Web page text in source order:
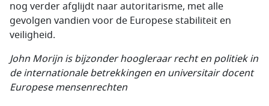
nog verder afglijdt naar autoritarisme, met alle
gevolgen vandien voor de Europese stabiliteit en
veiligheid.
John Morijn is bijzonder hoogleraar recht en politiek in
de internationale betrekkingen en universitair docent
Europese mensenrechten